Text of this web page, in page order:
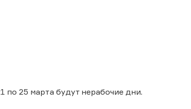
по 25 марта будут нерабочие дни.